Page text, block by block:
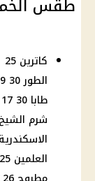
كاترين 25 11
الطور 30 19
طابا 30 17
شرم الشيخ 34 24
الاسكندرية 26 18
العلمين 25 18